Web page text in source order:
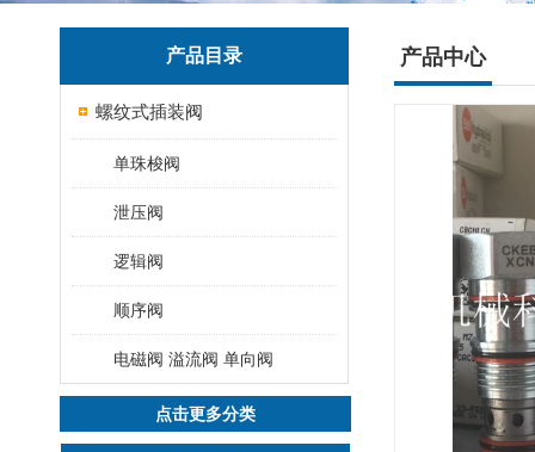
产品目录
螺纹式插装阀
单珠梭阀
泄压阀
逻辑阀
顺序阀
电磁阀 溢流阀 单向阀
点击更多分类
产品中心